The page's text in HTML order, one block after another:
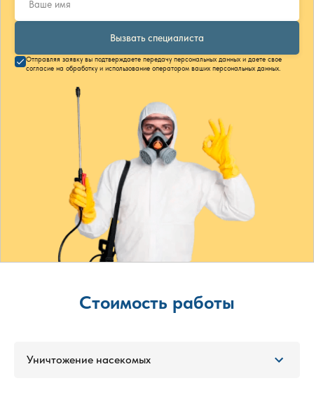
Вызвать специалиста
Отправляя заявку вы подтверждаете передачу персональных данных и даете свое
согласие на обработку и использование оператором ваших персональных данных.
Стоимость работы
Уничтожение насекомых